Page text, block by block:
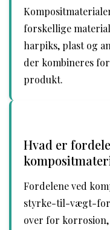
forskellige
harpiks, plast og
der kombineres
produkt.
Hvad er
Fordelene ved
styrke-til-vægt-
over for